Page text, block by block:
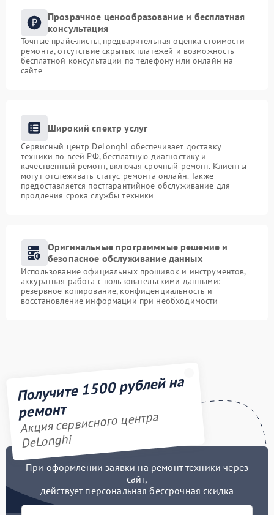
Прозрачное ценообразование и бесплатная
консультация
Точные прайс-листы, предварительная оценка стоимости
ремонта, отсутствие скрытых платежей и возможность
бесплатной консультации по телефону или онлайн на
сайте
Широкий спектр услуг
Сервисный центр DeLonghi обеспечивает доставку
техники по всей РФ, бесплатную диагностику и
качественный ремонт, включая срочный ремонт. Клиенты
могут отслеживать статус ремонта онлайн. Также
предоставляется постгарантийное обслуживание для
продления срока службы техники
Оригинальные программные решение и
безопасное обслуживание данных
Использование официальных прошивок и инструментов,
аккуратная работа с пользовательскими данными:
резервное копирование, конфиденциальность и
восстановление информации при необходимости
Получите 1500 рублей на
ремонт
Акция сервисного центра
DeLonghi
При оформлении заявки на ремонт техники через
сайт,
действует персональная бессрочная скидка